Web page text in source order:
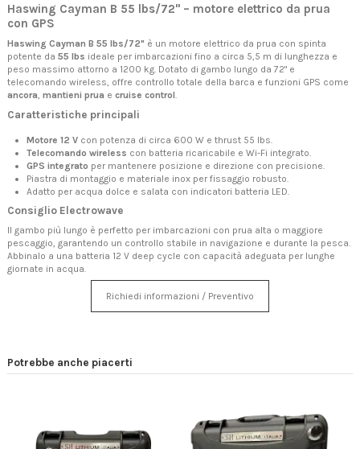
Haswing Cayman B 55 lbs/72" – motore elettrico da prua
con GPS
Haswing Cayman B 55 lbs/72" è un motore elettrico da prua con spinta
potente da 55 lbs ideale per imbarcazioni fino a circa 5,5 m di lunghezza e
peso massimo attorno a 1200 kg. Dotato di gambo lungo da 72" e
telecomando wireless, offre controllo totale della barca e funzioni GPS come
ancora mantieni prua e cruise control
Caratteristiche principali
Motore 12 V con potenza di circa 600 W e thrust 55 lbs.
Telecomando wireless con batteria ricaricabile e Wi-Fi integrato.
GPS integrato per mantenere posizione e direzione con precisione.
Piastra di montaggio e materiale inox per fissaggio robusto.
Adatto per acqua dolce e salata con indicatori batteria LED.
Consiglio Electrowave
Il gambo più lungo è perfetto per imbarcazioni con prua alta o maggiore
pescaggio, garantendo un controllo stabile in navigazione e durante la pesca.
Abbinalo a una batteria 12 V deep cycle con capacità adeguata per lunghe
giornate in acqua.
Richiedi informazioni / Preventivo
Potrebbe anche piacerti